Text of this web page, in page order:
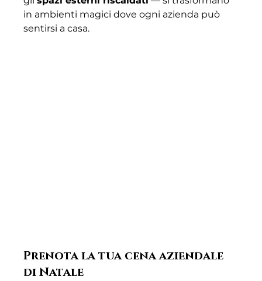
in ambienti magici dove ogni azienda può
sentirsi a casa.
Prenota la tua cena aziendale
di Natale